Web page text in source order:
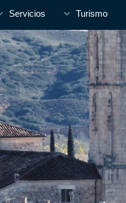
Servicios Turismo